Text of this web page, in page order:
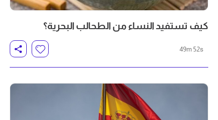
كيف تستفيد النساء من الطحالب البحرية؟
49m 52s